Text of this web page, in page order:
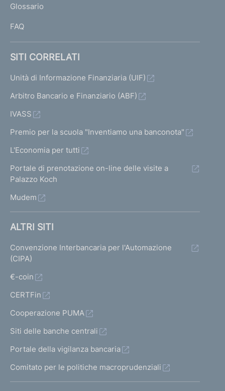
IGlossario
FAQ
SITI CORRELATI
Unità di Informazione Finanziaria (UIF)
Arbitro Bancario e Finanziario (ABF)
IVASS
Premio per la scuola "Inventiamo una banconota"
L'Economia per tutti
Portale di prenotazione on-line delle visite a
Palazzo Koch
Mudem
ALTRI SITI
Convenzione Interbancaria per l'Automazione
(CIPA)
€-coin
CERTFin
Cooperazione PUMA
Siti delle banche centrali
Portale della vigilanza bancaria
Comitato per le politiche macroprudenziali